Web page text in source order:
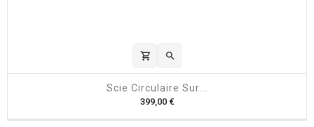
shopping_cart 
Scie Circulaire Sur...
399,00 €P